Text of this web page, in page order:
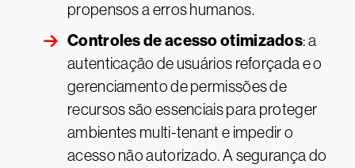
propensos a erros humanos.
Controles de acesso otimizados: a
autenticação de usuários reforçada e o
gerenciamento de permissões de
recursos são essenciais para proteger
ambientes multi-tenant e impedir o
acesso não autorizado. A segurança do